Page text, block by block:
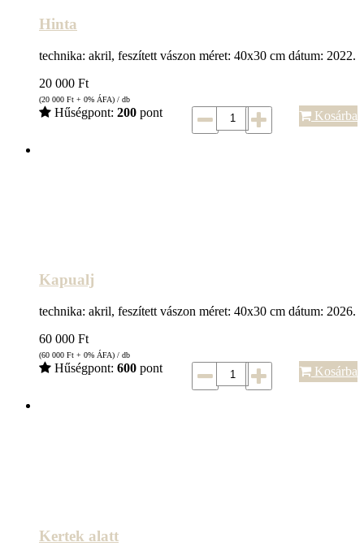
Hinta
technika: akril, feszített vászon méret: 40x30 cm dátum: 2022.
20 000 Ft
(20 000 Ft + 0% ÁFA) / db
Hűségpont: 200 pont Kosárba
Kapualj
technika: akril, feszített vászon méret: 40x30 cm dátum: 2026.
60 000 Ft
(60 000 Ft + 0% ÁFA) / db
Hűségpont: 600 pont Kosárba
Kertek alatt